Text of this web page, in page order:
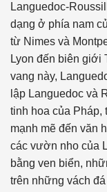
Languedoc-
dạng ở phía nam
từ Nimes và
Lyon đến biên giới
vang này,
lập Languedoc và
tinh hoa của
mạnh mẽ đến văn
các vườn nho của
bằng ven biển,
trên những vách